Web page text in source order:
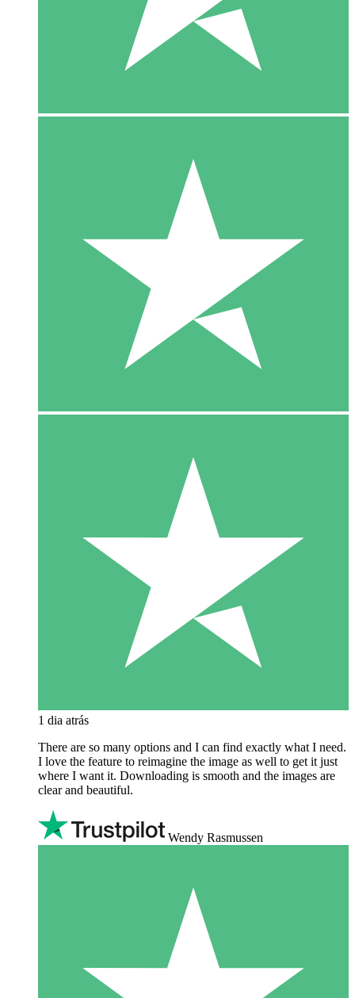
1 dia atrás
There are so many options and I can find exactly what I need.
I love the feature to reimagine the image as well to get it just
where I want it. Downloading is smooth and the images are
clear and beautiful.
Wendy Rasmussen